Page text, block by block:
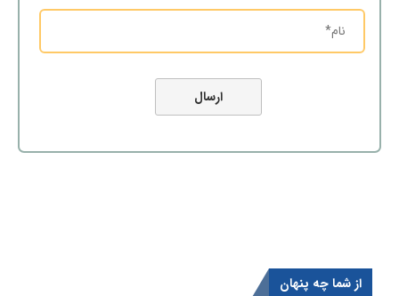
از شما چه پنهان